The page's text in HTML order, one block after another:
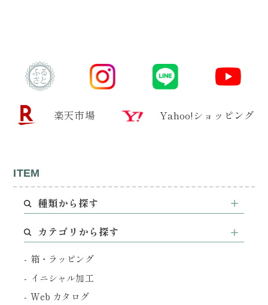
楽天市場 Yahoo!ショッピング
ITEM
種類から探す
カテゴリから探す
箱・ラッピング
イニシャル加工
Web カタログ